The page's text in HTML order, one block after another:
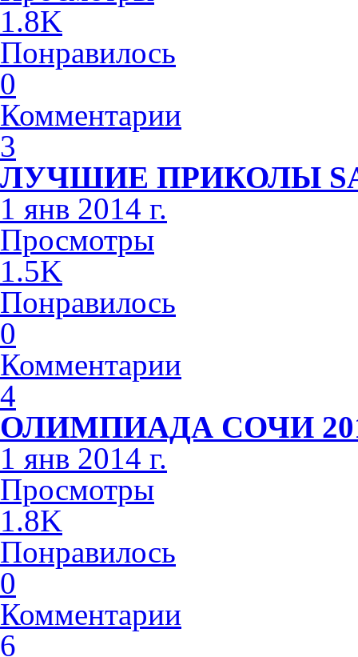
1.8K
Понравилось
0
Комментарии
3
ЛУЧШИЕ ПРИКОЛЫ
1 янв 2014 г.
Просмотры
1.5K
Понравилось
0
Комментарии
4
ОЛИМПИАДА СОЧИ
1 янв 2014 г.
Просмотры
1.8K
Понравилось
0
Комментарии
6